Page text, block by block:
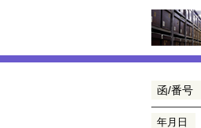
函/番号
年月日